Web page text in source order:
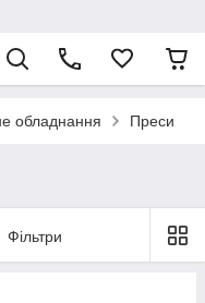
обладнання Преси
Фільтри